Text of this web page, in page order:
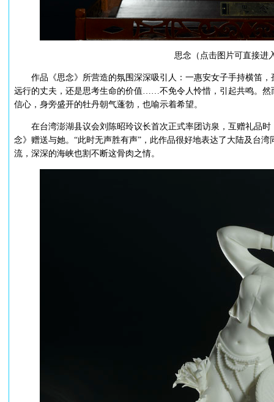
思念（点击图片可直接进
作品《思念》所营造的氛围深深吸引人：一惠安女子手持横笛，
远行的丈夫，还是思考生命的价值……不免令人怜惜，引起共鸣。然
信心，身旁盛开的牡丹朝气蓬勃，也喻示着希望。
在台湾澎湖县议会刘陈昭玲议长首次正式率团访泉，互赠礼品
念》赠送与她。“此时无声胜有声”，此作品很好地表达了大陆及台
流，深深的海峡也割不断这骨肉之情。